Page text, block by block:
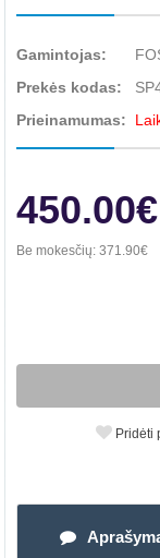
Gamintojas:
Prekės kodas:
Prieinamumas:
450.00€
Be mokesčių: 371.90€
Pridėti